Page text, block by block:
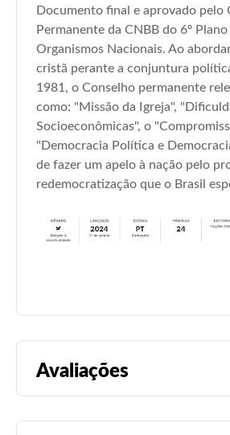
Documento final e aprovado pelo
Permanente da CNBB do 6º
Organismos Nacionais. Ao
cristã perante a conjuntura
1981, o Conselho permanente
como: "Missão da Igreja",
Socioeconômicas", o
"Democracia Política e
de fazer um apelo à nação pelo
redemocratização que o Brasil
Avaliações